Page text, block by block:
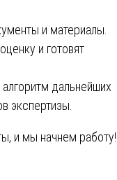
и материалы.
и готовят
дальнейших
экспертизы.
и мы начнем